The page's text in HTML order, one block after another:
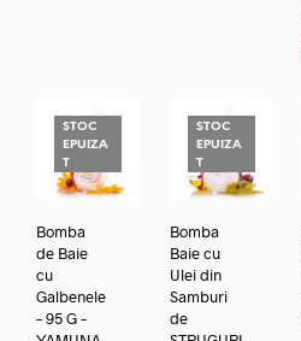
STOC
EPUIZA
T
Bomba
de Baie
cu
Galbenele
– 95 G –
STOC
EPUIZA
T
Bomba
Baie cu
Ulei din
Samburi
de